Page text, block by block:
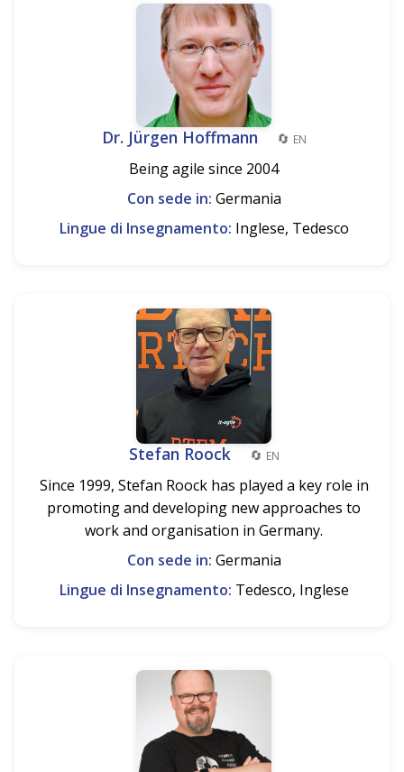
Dr. Jürgen Hoffmann 🔄 EN
Being agile since 2004
Con sede in: Germania
Lingue di Insegnamento: Inglese, Tedesco
Stefan Roock 🔄 EN
Since 1999, Stefan Roock has played a key role in
promoting and developing new approaches to
work and organisation in Germany.
Con sede in: Germania
Lingue di Insegnamento: Tedesco, Inglese